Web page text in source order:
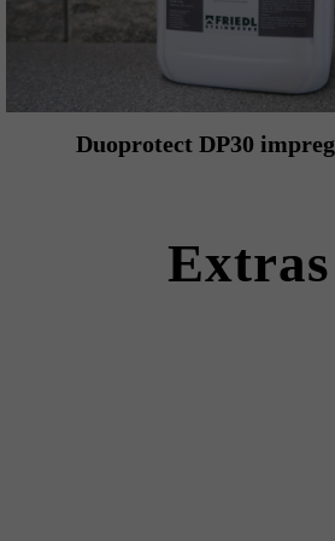
Duoprotect DP30
Extras